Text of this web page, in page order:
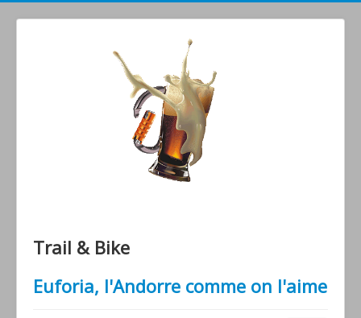
Trail & Bike
Euforia, l'Andorre comme on l'aime